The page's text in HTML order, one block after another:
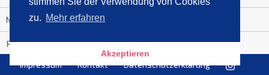
zu. Mehr erfahren
Akzeptieren
Media Control ermittelt: Das ist der Sommerhit 2019
Rammstein, "Tatort" und ein Känguru an der Spitze
Die Promi-Bestseller 1. Halbjahr 2019
Impressum Kontakt Datenschutzerklärung